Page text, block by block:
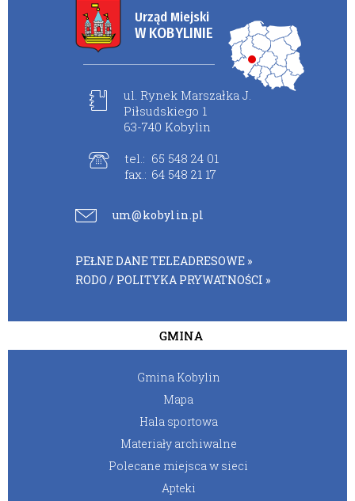
Urząd Miejski
W KOBYLINIE
ul. Rynek Marszałka J.
Piłsudskiego 1
63-740 Kobylin
tel.: 65 548 24 01
fax.: 64 548 21 17
um@kobylin.pl
PEŁNE DANE TELEADRESOWE »
RODO / POLITYKA PRYWATNOŚCI »
GMINA
Gmina Kobylin
Mapa
Hala sportowa
Materiały archiwalne
Polecane miejsca w sieci
Apteki